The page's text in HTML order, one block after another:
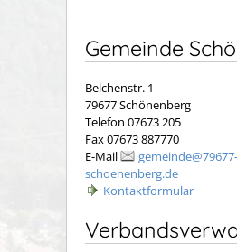
Gemeinde
Belchenstr. 1
79677 Schönenberg
Telefon 07673 205
Fax 07673 887770
E-Mail
gemeinde@79677-
schoenenberg.de
Kontaktformular